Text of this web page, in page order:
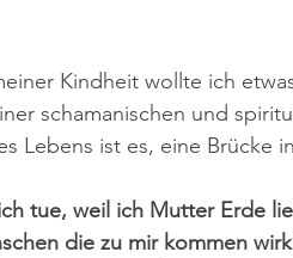
Kindheit wollte ich
schamanischen und
Lebens ist es, eine Brücke
tue, weil ich Mutter Erde
die zu mir kommen